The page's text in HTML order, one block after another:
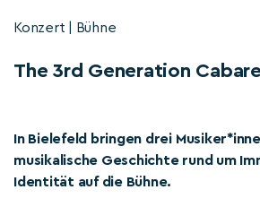
Konzert | Bühne
The 3rd Generation
In Bielefeld bringen drei
musikalische Geschichte rund um
Identität auf die Bühne.